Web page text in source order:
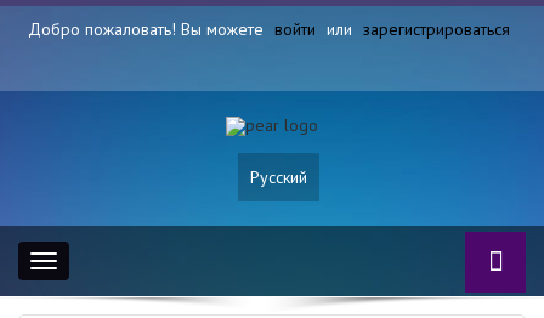
Добро пожаловать! Вы можете войти или зарегистрироваться
Русский
Toggle
navigation